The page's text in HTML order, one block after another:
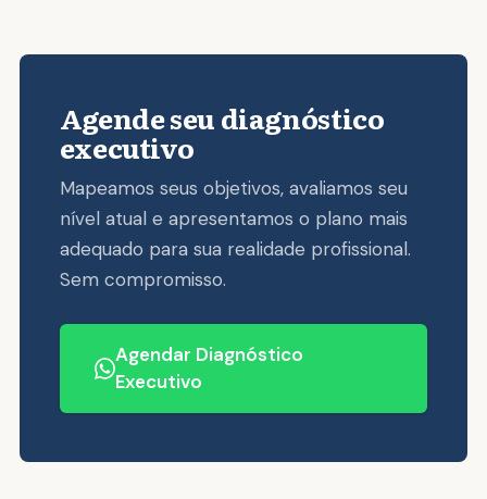
Agende seu diagnóstico
executivo
Mapeamos seus objetivos, avaliamos seu
nível atual e apresentamos o plano mais
adequado para sua realidade profissional.
Sem compromisso.
Agendar Diagnóstico
Executivo